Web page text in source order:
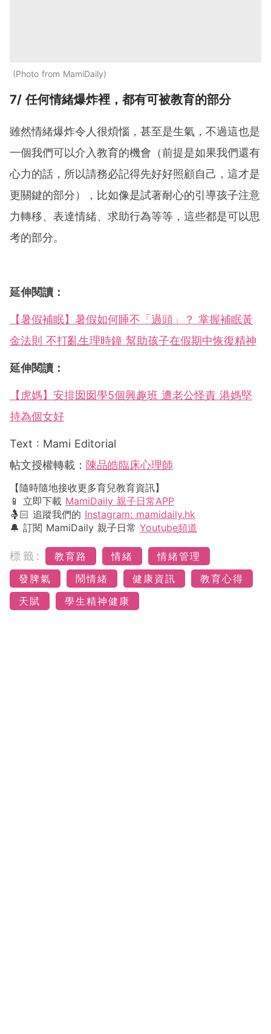
Photo from MamiDaily
7/ 任何情緒爆炸裡，都有可被教育的部分
雖然情緒爆炸令人很煩惱，甚至是生氣，不過這也是
一個我們可以介入教育的機會（前提是如果我們還有
心力的話，所以請務必記得先好好照顧自己，這才是
更關鍵的部分），比如像是試著耐心的引導孩子注意
力轉移、表達情緒、求助行為等等，這些都是可以思
考的部分。
延伸閱讀：
【暑假補眠】暑假如何睡不「過頭」？ 掌握補眠黃
金法則 不打亂生理時鐘 幫助孩子在假期中恢復精神
延伸閱讀：
【虎媽】安排囡囡學5個興趣班 遭老公怪責 港媽堅
持為個女好
Text : Mami Editorial
帖文授權轉載： 陳品皓臨床心理師
【隨時隨地接收更多育兒教育資訊】
📱 立即下載 MamiDaily 親子日常APP
🤱🏻 追蹤我們的 Instagram: mamidaily.hk
🔔 訂閱 MamiDaily 親子日常 Youtube頻道
標籤: 教育路 情緒
情緒管理
發脾氣
鬧情緒 健康資訊
教育心得
天賦
學生精神健康